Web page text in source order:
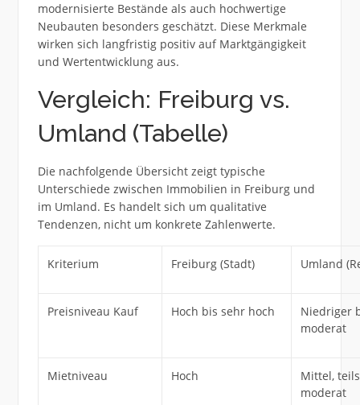
modernisierte Bestände als auch hochwertige
Neubauten besonders geschätzt. Diese Merkmale
wirken sich langfristig positiv auf Marktgängigkeit
und Wertentwicklung aus.
Vergleich: Freiburg vs.
Umland (Tabelle)
Die nachfolgende Übersicht zeigt typische
Unterschiede zwischen Immobilien in Freiburg und
im Umland. Es handelt sich um qualitative
Tendenzen, nicht um konkrete Zahlenwerte.
Kriterium Freiburg (Stadt) Umland
Preisniveau Kauf Hoch bis sehr hoch
Niedriger
moderat
Mietniveau Hoch
Mittel, teils
moderat